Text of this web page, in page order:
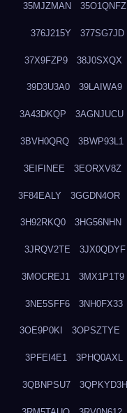
35MJZMAN 35O1QNFZ
376J215Y 377SG7JD
37X9FZP9 38J0SXQX
39D3U3A0 39LAIWA9
3A43DKQP 3AGNJUCU
3BVH0QRQ 3BWP93L1
3EIFINEE 3EORXV8Z
3F84EALY 3GGDN4OR
3H92RKQ0 3HG56NHN
3JRQV2TE 3JX0QDYF
3MOCREJ1 3MX1P1T9
3NE5SFF6 3NH0FX33
3OE9P0KI 3OPSZTYE
3PFEI4E1 3PHQ0AXL
3QBNPSU7 3QPKYD3H